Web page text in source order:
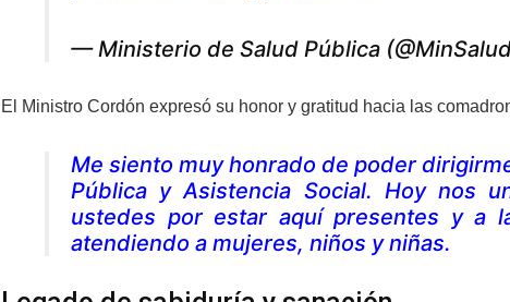
— Ministerio de Salud Pública
El Ministro Cordón expresó su honor y gratitud hacia las
Me siento muy honrado de poder
Pública y Asistencia Social. Hoy nos
ustedes por estar aquí presentes y a
atendiendo a mujeres, niños y niñas.